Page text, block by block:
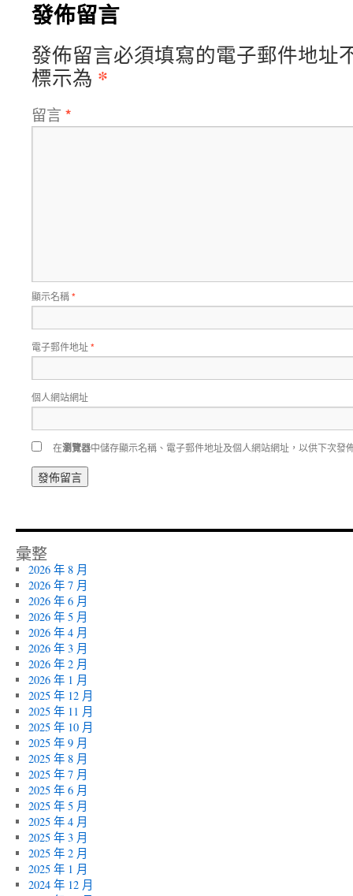
發佈留言
發佈留言必須填寫的電子郵件地址
標示為 *
留言 *
顯示名稱*
電子郵件地址*
個人網站網址
在瀏覽器中儲存顯示名稱、電子郵件地址及個人網站網址，以供下次發
彙整
2026 年 8 月
2026 年 7 月
2026 年 6 月
2026 年 5 月
2026 年 4 月
2026 年 3 月
2026 年 2 月
2026 年 1 月
2025 年 12 月
2025 年 11 月
2025 年 10 月
2025 年 9 月
2025 年 8 月
2025 年 7 月
2025 年 6 月
2025 年 5 月
2025 年 4 月
2025 年 3 月
2025 年 2 月
2025 年 1 月
2024 年 12 月